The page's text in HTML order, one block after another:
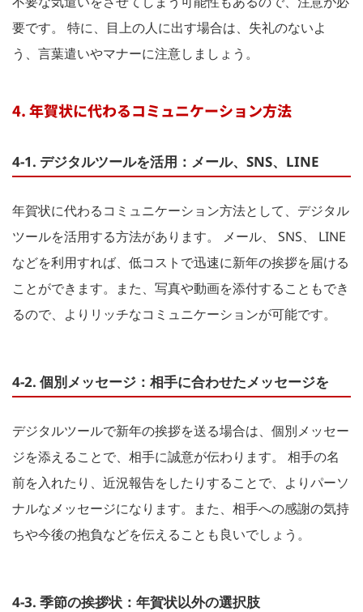
要です。 特に、目上の人に出す場合は、失礼のないよ
う、言葉遣いやマナーに注意しましょう。
4. 年賀状に代わるコミュニケーション方法
4-1. デジタルツールを活用：メール、SNS、LINE
年賀状に代わるコミュニケーション方法として、デジタル
ツールを活用する方法があります。 メール、 SNS、 LINE
などを利用すれば、低コストで迅速に新年の挨拶を届ける
ことができます。また、写真や動画を添付することもでき
るので、よりリッチなコミュニケーションが可能です。
4-2. 個別メッセージ：相手に合わせたメッセージを
デジタルツールで新年の挨拶を送る場合は、個別メッセー
ジを添えることで、相手に誠意が伝わります。 相手の名
前を入れたり、近況報告をしたりすることで、よりパーソ
ナルなメッセージになります。また、相手への感謝の気持
ちや今後の抱負などを伝えることも良いでしょう。
4-3. 季節の挨拶状：年賀状以外の選択肢